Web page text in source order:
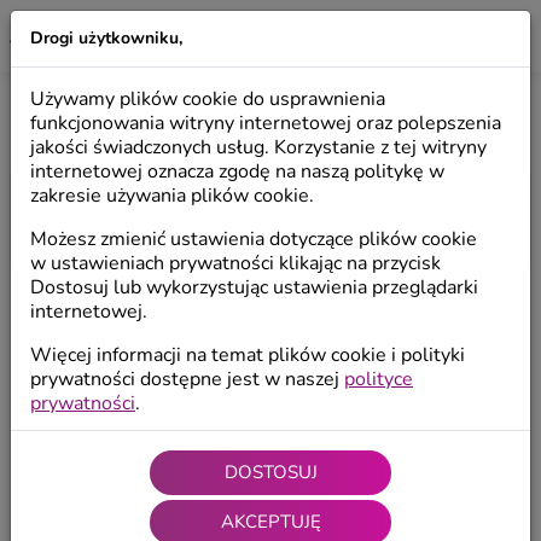
LILIO
KOSZYK
Twój koszyk jest pusty
Sprawdź produkty
Drogi użytkowniku,
Używamy plików cookie do usprawnienia
funkcjonowania witryny internetowej oraz polepszenia
jakości świadczonych usług. Korzystanie z tej witryny
internetowej oznacza zgodę na naszą politykę w
zakresie używania plików cookie.
Możesz zmienić ustawienia dotyczące plików cookie
w ustawieniach prywatności klikając na przycisk
Dostosuj lub wykorzystując ustawienia przeglądarki
internetowej.
Więcej informacji na temat plików cookie i polityki
prywatności dostępne jest w naszej polityce
prywatności.
DOSTOSUJ
AKCEPTUJĘ